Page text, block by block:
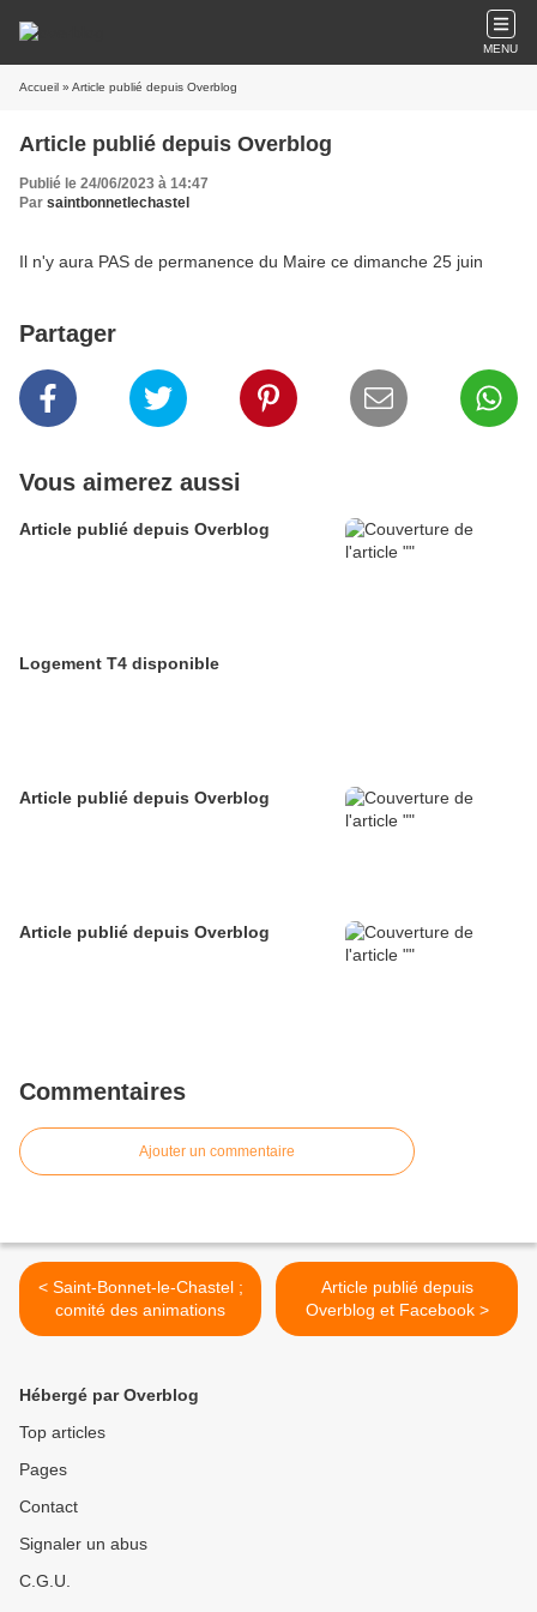
MENU
Accueil » Article publié depuis Overblog
Article publié depuis Overblog
Publié le 24/06/2023 à 14:47
Par saintbonnetlechastel
Il n'y aura PAS de permanence du Maire ce dimanche 25 juin
Partager
Vous aimerez aussi
Article publié depuis Overblog
Logement T4 disponible
Article publié depuis Overblog
Article publié depuis Overblog
Commentaires
Ajouter un commentaire
< Saint-Bonnet-le-Chastel ;
comité des animations
Article publié depuis
Overblog et Facebook >
Hébergé par Overblog
Top articles
Pages
Contact
Signaler un abus
C.G.U.